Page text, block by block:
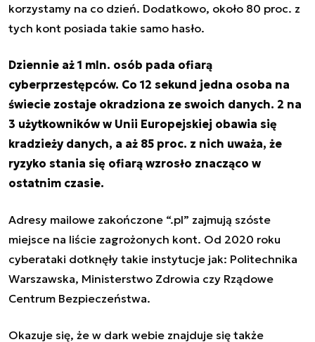
korzystamy na co dzień. Dodatkowo, około 80 proc. z
tych kont posiada takie samo hasło.
Dziennie aż 1 mln. osób pada ofiarą
cyberprzestępców. Co 12 sekund jedna osoba na
świecie zostaje okradziona ze swoich danych. 2 na
3 użytkowników w Unii Europejskiej obawia się
kradzieży danych, a aż 85 proc. z nich uważa, że
ryzyko stania się ofiarą wzrosło znacząco w
ostatnim czasie.
Adresy mailowe zakończone “.pl” zajmują szóste
miejsce na liście zagrożonych kont. Od 2020 roku
cyberataki dotknęły takie instytucje jak: Politechnika
Warszawska, Ministerstwo Zdrowia czy Rządowe
Centrum Bezpieczeństwa.
Okazuje się, że w dark webie znajduje się także